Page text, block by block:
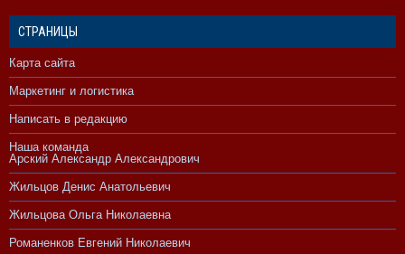
СТРАНИЦЫ
Карта сайта
Маркетинг и логистика
Написать в редакцию
Наша команда
Арский Александр Александрович
Жильцов Денис Анатольевич
Жильцова Ольга Николаевна
Романенков Евгений Николаевич